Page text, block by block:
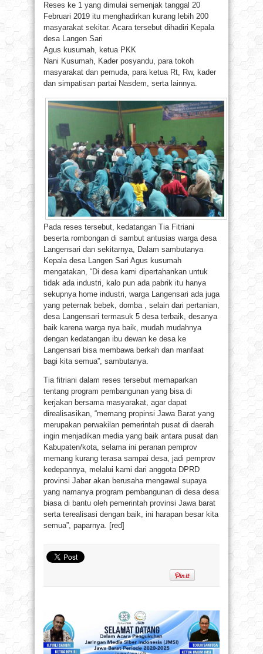
Reses ke 1 yang dimulai semenjak tanggal 20
Februari 2019 itu menghadirkan kurang lebih 200
masyarakat sekitar. Acara tersebut dihadiri Kepala
desa Langen Sari
Agus kusumah, ketua PKK
Nani Kusumah, Kader posyandu, para tokoh
masyarakat dan pemuda, para ketua Rt, Rw, kader
dan simpatisan partai Nasdem, serta lainnya.
Pada reses tersebut, kedatangan Tia Fitriani
beserta rombongan di sambut antusias warga desa
Langensari dan sekitarnya, Dalam sambutanya
Kepala desa Langen Sari Agus kusumah
mengatakan, “Di desa kami dipertahankan untuk
tidak ada industri, kalo pun ada pabrik itu hanya
sekupnya home industri, warga Langensari ada juga
yang peternak bebek, domba , selain dari pertanian,
desa Langensari termasuk 5 desa terbaik, desanya
baik karena warga nya baik, mudah mudahnya
dengan kedatangan ibu dewan ke desa ke
Langensari bisa membawa berkah dan manfaat
bagi kita semua”, sambutanya.
Tia fitriani dalam reses tersebut memaparkan
tentang program pembangunan yang bisa di
kerjakan bersama masyarakat, agar dapat
direalisasikan, “memang propinsi Jawa Barat yang
merupakan perwakilan pemerintah pusat di daerah
ingin menjadikan media yang baik antara pusat dan
Kabupaten/kota, selama ini peranan pemprov
memang kurang terasa sampai desa, jadi pemprov
kedepannya, melalui kami dari anggota DPRD
provinsi Jabar akan berusaha mengawal supaya
yang namanya program pembangunan di desa desa
biasa di bantu oleh pemerintah provinsi Jawa barat
serta terealisasi dengan baik, ini harapan besar kita
semua”, paparnya. [red]